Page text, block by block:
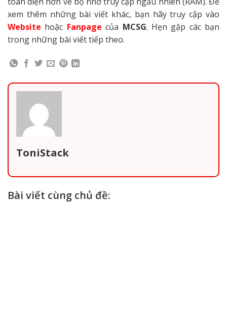
xem thêm những bài viết khác, bạn hãy truy cập vào
Website hoặc Fanpage của MCSG. Hẹn gặp các bạn
trong những bài viết tiếp theo.
ToniStack
Bài viết cùng chủ đề: